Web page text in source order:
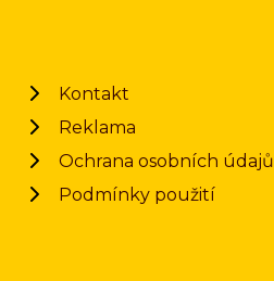
Kontakt
Reklama
Ochrana osobních údajů
Podmínky použití